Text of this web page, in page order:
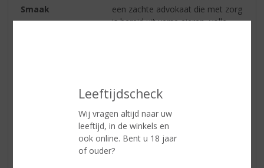
Leeftijdscheck
Wij vragen altijd naar uw
leeftijd, in de winkels en
ook online. Bent u 18 jaar
of ouder?
Smaak
een zachte advokaat die met zorg
is bereid uit verse eieren, volle
Reviews
Schrijf een review